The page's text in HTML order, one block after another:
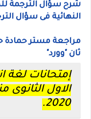
شرح سؤال الترجمة
النهائية فى سؤال
مراجعة مستر حمادة
ثان "وورد"
إمتحانات لغة
الاول الثانوى
2020.